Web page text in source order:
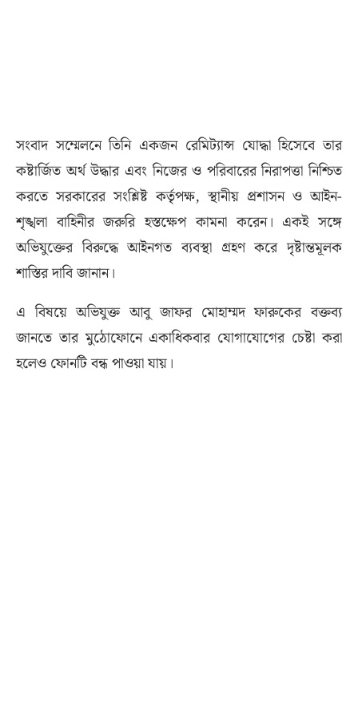
সংবাদ সম্মেলনে তিনি একজন রেমিট্যান্স যোদ্ধা হিসেবে তার
কষ্টার্জিত অর্থ উদ্ধার এবং নিজের ও পরিবারের নিরাপত্তা নিশ্চিত
করতে সরকারের সংশ্লিষ্ট কর্তৃপক্ষ, স্থানীয় প্রশাসন ও আইন-
শৃঙ্খলা বাহিনীর জরুরি হস্তক্ষেপ কামনা করেন। একই সঙ্গে
অভিযুক্তের বিরুদ্ধে আইনগত ব্যবস্থা গ্রহণ করে দৃষ্টান্তমূলক
শাস্তির দাবি জানান।
এ বিষয়ে অভিযুক্ত আবু জাফর মোহাম্মদ ফারুকের বক্তব্য
জানতে তার মুঠোফোনে একাধিকবার যোগাযোগের চেষ্টা করা
হলেও ফোনটি বন্ধ পাওয়া যায়।